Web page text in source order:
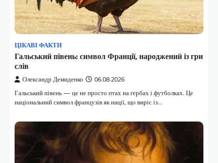
ЦІКАВІ ФАКТИ
Гальський півень: символ Франції, народжений із гри
слів
Олександр Демиденко 06.08.2026
Гальський півень — це не просто птах на гербах і футболках. Це
національний символ французів як нації, що виріс із…